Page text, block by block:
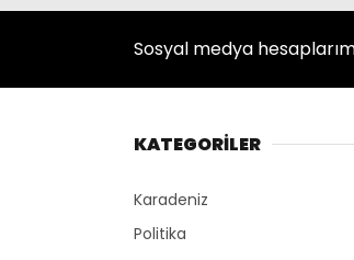
Sosyal medya
KATEGORİLER
Karadeniz
Politika